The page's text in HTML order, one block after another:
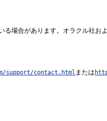
場合があります。オラクル社
support/contact.html または